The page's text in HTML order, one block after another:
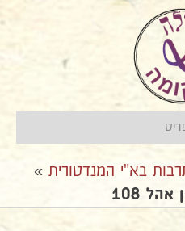
בא"י המנדטורית »
108